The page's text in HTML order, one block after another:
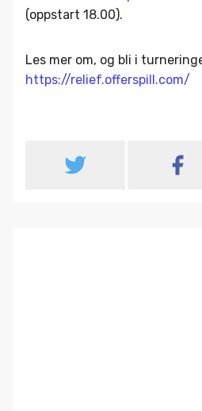
(oppstart 18.00).
Les mer om, og bli i
https://relief.offerspill.com/